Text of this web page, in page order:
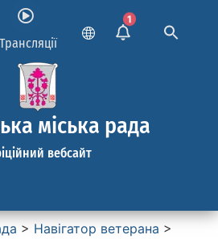
Трансляції
1
міська рада
вебсайт
> Навігатор ветерана >